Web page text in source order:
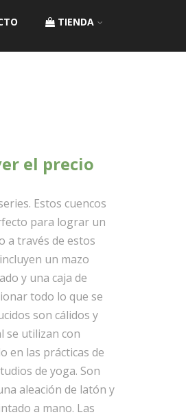
TIENDA
el precio
Estos cuencos
para lograr un
a través de estos
un mazo
y una caja de
todo lo que se
son cálidos y
se utilizan con
en las prácticas de
de yoga. Son
aleación de latón y
a mano. Las